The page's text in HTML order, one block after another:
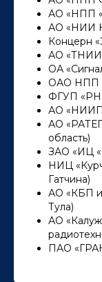
АО «НПП
АО «НИИ
Концерн
АО
ОА
ОАО НПП
ФГУП
АО «НИИП
АО
область)
ЗАО «ИЦ
НИЦ
Гатчина)
АО «КБП
Тула)
АО
ПАО